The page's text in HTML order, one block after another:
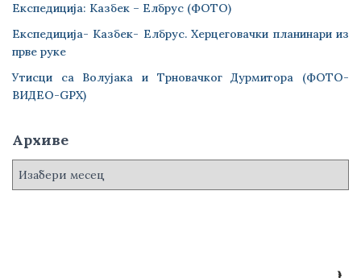
Експедиција: Казбек – Елбрус (ФОТО)
Експедиција- Казбек- Елбрус. Херцеговачки планинари из
прве руке
Утисци са Волујака и Трновачког Дурмитора (ФОТО-
ВИДЕО-GPX)
Архиве
А